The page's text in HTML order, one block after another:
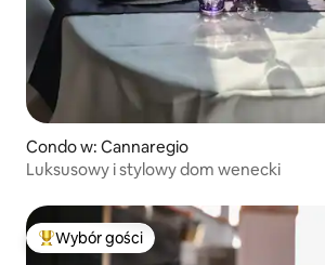
Condo w: Cannaregio
Luksusowy i stylowy dom wenecki
Najpopularniejsze z kategorii Wybór gości
Wybór gości